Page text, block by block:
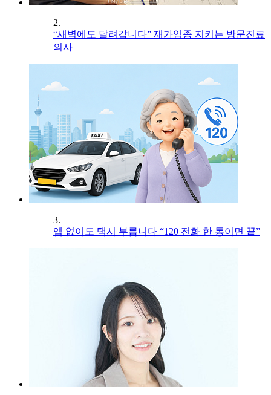
2.
“새벽에도 달려갑니다” 재가임종 지키는 방문진료
의사
3.
앱 없이도 택시 부릅니다 “120 전화 한 통이면 끝”